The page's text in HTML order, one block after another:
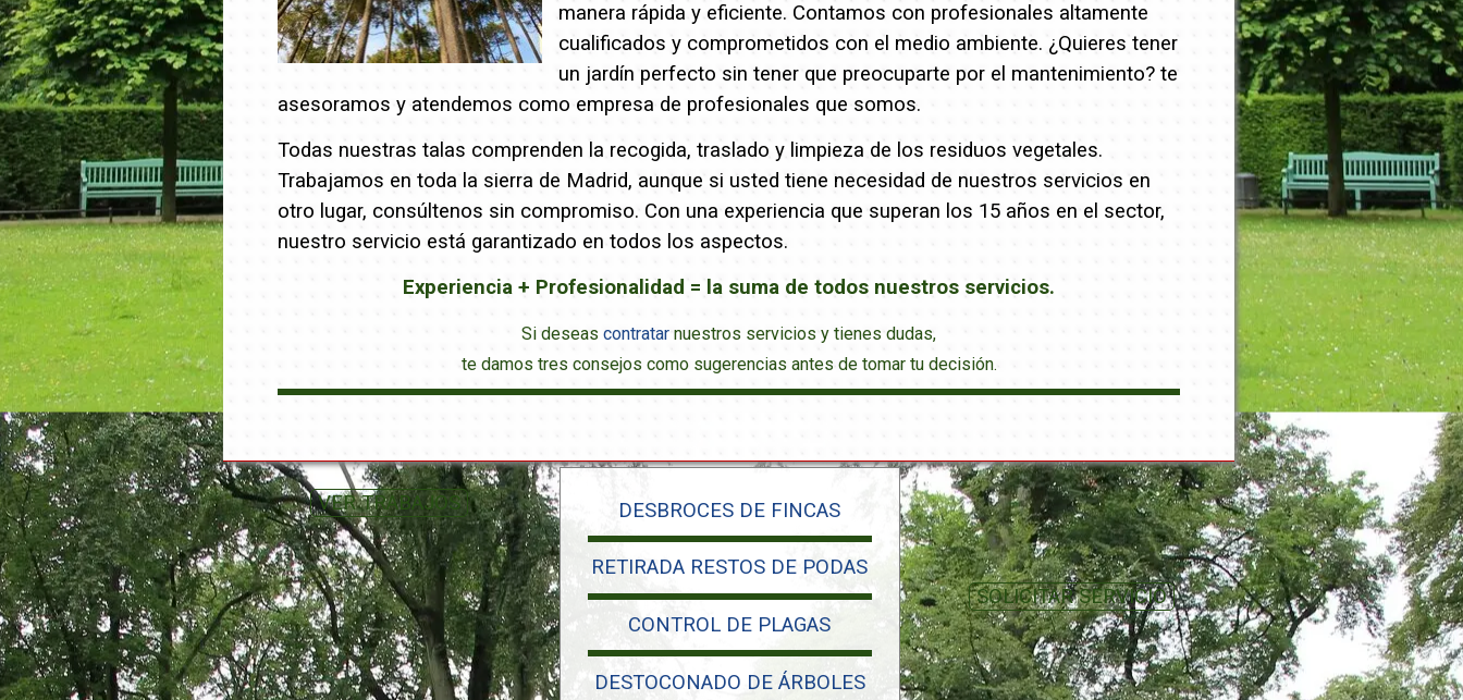
manera rápida y eficiente. Contamos con profesionales altamente
cualificados y comprometidos con el medio ambiente. ¿Quieres tener
un jardín perfecto sin tener que preocuparte por el mantenimiento? te
asesoramos y atendemos como empresa de profesionales que somos.
Todas nuestras talas comprenden la recogida, traslado y limpieza de los residuos vegetales.
Trabajamos en toda la sierra de Madrid, aunque si usted tiene necesidad de nuestros servicios en
otro lugar, consúltenos sin compromiso. Con una experiencia que superan los 15 años en el sector,
nuestro servicio está garantizado en todos los aspectos.
Experiencia + Profesionalidad = la suma de todos nuestros servicios.
Si deseas contratar nuestros servicios y tienes dudas,
te damos tres consejos como sugerencias antes de tomar tu decisión.
VER TRABAJOS DESBROCES DE FINCAS
RETIRADA RESTOS DE PODAS
CONTROL DE PLAGAS
DESTOCONADO DE ÁRBOLES
SOLICITAR SERVICIO